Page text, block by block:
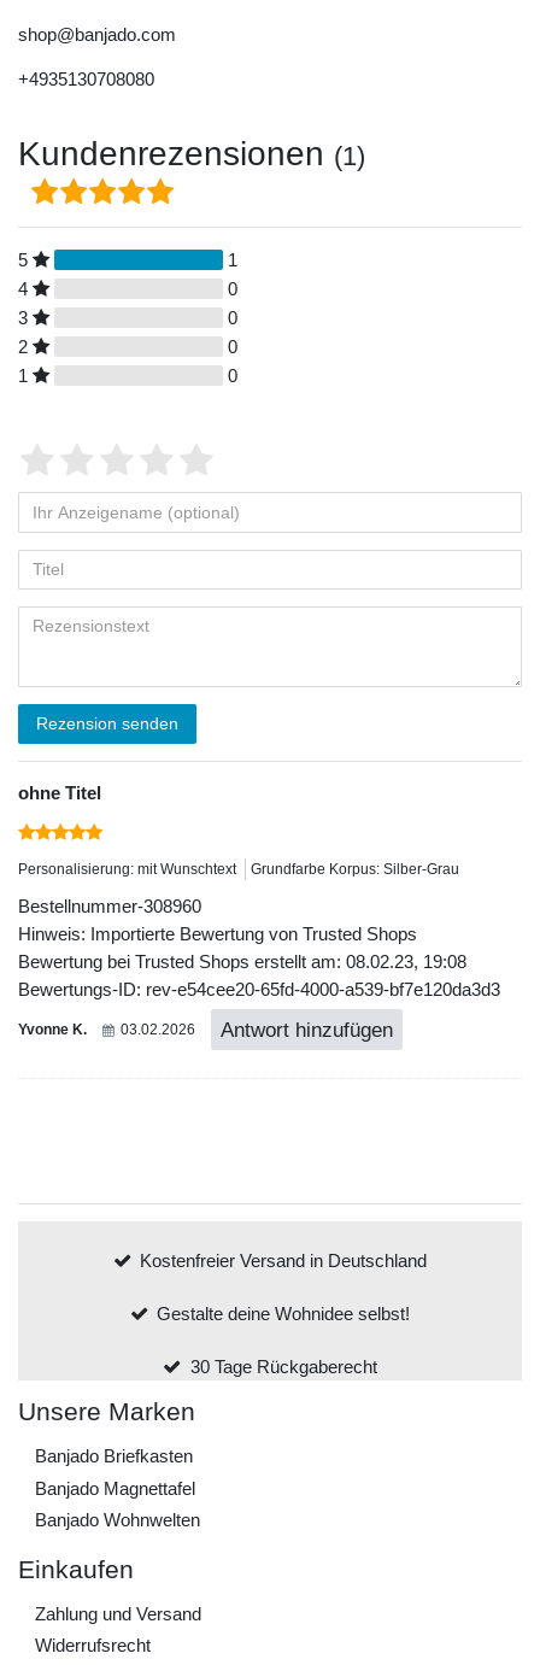
shop@banjado.com
+4935130708080
Kundenrezensionen (1)
5
1
4
0
3
0
2
0
1
0
Rezension senden
ohne Titel
Personalisierung: mit Wunschtext Grundfarbe Korpus: Silber-Grau
Bestellnummer-308960
Hinweis: Importierte Bewertung von Trusted Shops
Bewertung bei Trusted Shops erstellt am: 08.02.23, 19:08
Bewertungs-ID: rev-e54cee20-65fd-4000-a539-bf7e120da3d3
Yvonne K. 03.02.2026 Antwort hinzufügen
Kostenfreier Versand in Deutschland
Gestalte deine Wohnidee selbst!
30 Tage Rückgaberecht
Unsere Marken
Banjado Briefkasten
Banjado Magnettafel
Banjado Wohnwelten
Einkaufen
Zahlung und Versand
Widerrufs­recht